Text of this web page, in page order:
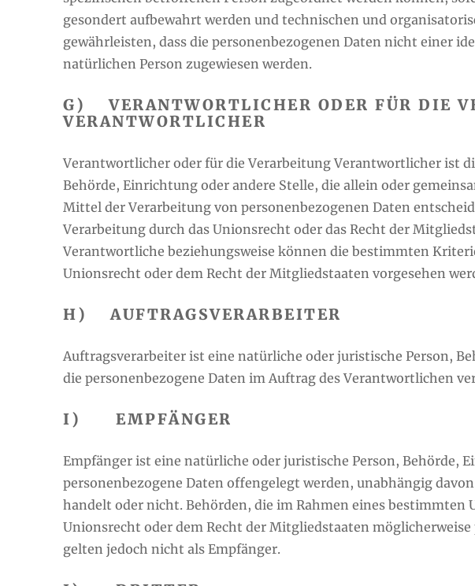
gesondert aufbewahrt werden und technischen und
gewährleisten, dass die personenbezogenen Daten nicht einer
natürlichen Person zugewiesen werden.
G) VERANTWORTLICHER ODER FÜR DIE
VERANTWORTLICHER
Verantwortlicher oder für die Verarbeitung Verantwortlicher ist
Behörde, Einrichtung oder andere Stelle, die allein oder
Mittel der Verarbeitung von personenbezogenen Daten
Verarbeitung durch das Unionsrecht oder das Recht der
Verantwortliche beziehungsweise können die bestimmten
Unionsrecht oder dem Recht der Mitgliedstaaten vorgesehen
H) AUFTRAGSVERARBEITER
Auftragsverarbeiter ist eine natürliche oder juristische Person,
die personenbezogene Daten im Auftrag des Verantwortlichen
I) EMPFÄNGER
Empfänger ist eine natürliche oder juristische Person, Behörde,
personenbezogene Daten offengelegt werden, unabhängig
handelt oder nicht. Behörden, die im Rahmen eines bestimmten
Unionsrecht oder dem Recht der Mitgliedstaaten
gelten jedoch nicht als Empfänger.